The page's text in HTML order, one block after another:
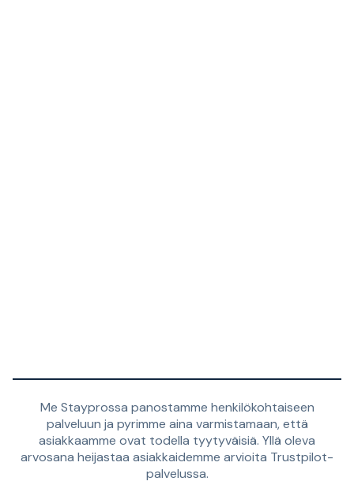
Me Stayprossa panostamme henkilökohtaiseen
palveluun ja pyrimme aina varmistamaan, että
asiakkaamme ovat todella tyytyväisiä. Yllä oleva
arvosana heijastaa asiakkaidemme arvioita Trustpilot-
palvelussa.